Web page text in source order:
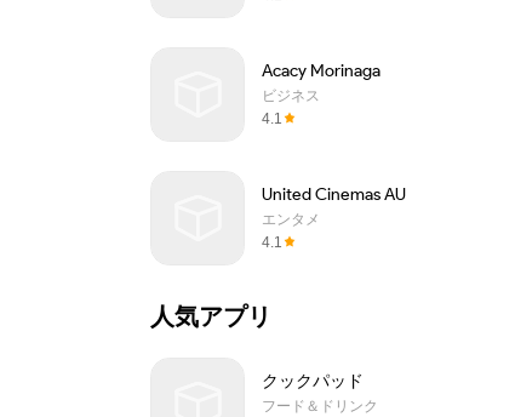
Acacy Morinaga
ビジネス
4.1
United Cinemas AU
エンタメ
4.1
人気アプリ
クックパッド
フード＆ドリンク